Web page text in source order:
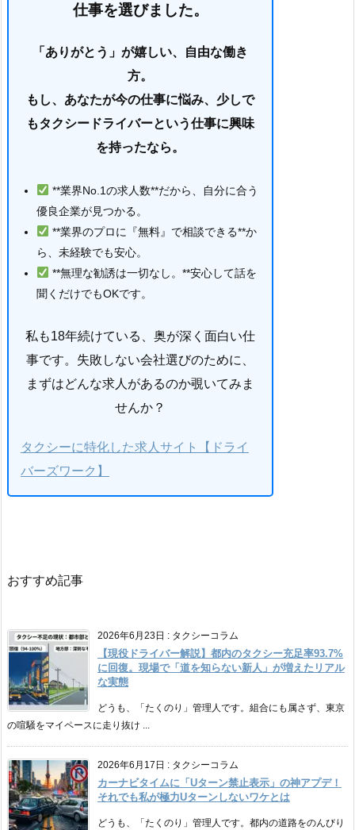
仕事を選びました。
「ありがとう」が嬉しい、自由な働き
方。
もし、あなたが今の仕事に悩み、少しで
もタクシードライバーという仕事に興味
を持ったなら。
**業界No.1の求人数**だから、自分に合う
優良企業が見つかる。
**業界のプロに『無料』で相談できる**か
ら、未経験でも安心。
**無理な勧誘は一切なし。**安心して話を
聞くだけでもOKです。
私も18年続けている、奥が深く面白い仕
事です。失敗しない会社選びのために、
まずはどんな求人があるのか覗いてみま
せんか？
タクシーに特化した求人サイト【ドライ
バーズワーク】
おすすめ記事
2026年6月23日 : タクシーコラム
【現役ドライバー解説】都内のタクシー充足率93.7%
に回復。現場で「道を知らない新人」が増えたリアル
な実態
どうも、「たくのり」管理人です。組合にも属さず、東京
の喧騒をマイペースに走り抜け ...
2026年6月17日 : タクシーコラム
カーナビタイムに「Uターン禁止表示」の神アプデ！
それでも私が極力Uターンしないワケとは
どうも、「たくのり」管理人です。都内の道路をのんびり